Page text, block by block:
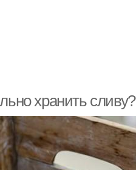
хранить сливу?